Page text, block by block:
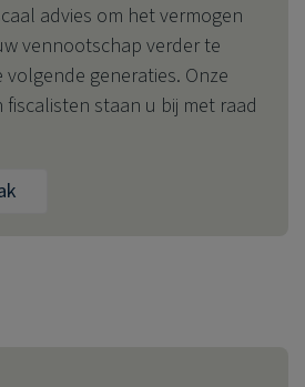
advies om het vermogen
vennootschap verder te
generaties. Onze
staan u bij met raad